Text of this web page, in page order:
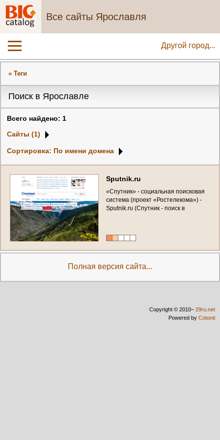
Все сайты Ярославля
Другой город...
« Теги
Поиск в Ярославле
Всего найдено: 1
Сайты (1)
Сортировка: По имени домена
Sputnik.ru
«Спутник» - социальная поисковая
система (проект «Ростелекома») -
Sputnik. ru (Спутник - поиск в
Полная версия сайта...
Copyright © 2010– 29ru.net
Powered by Cotonti